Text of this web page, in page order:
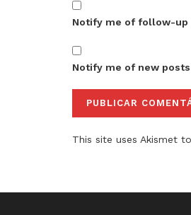
Notify me of follow-up
Notify me of new
This site uses Akismet